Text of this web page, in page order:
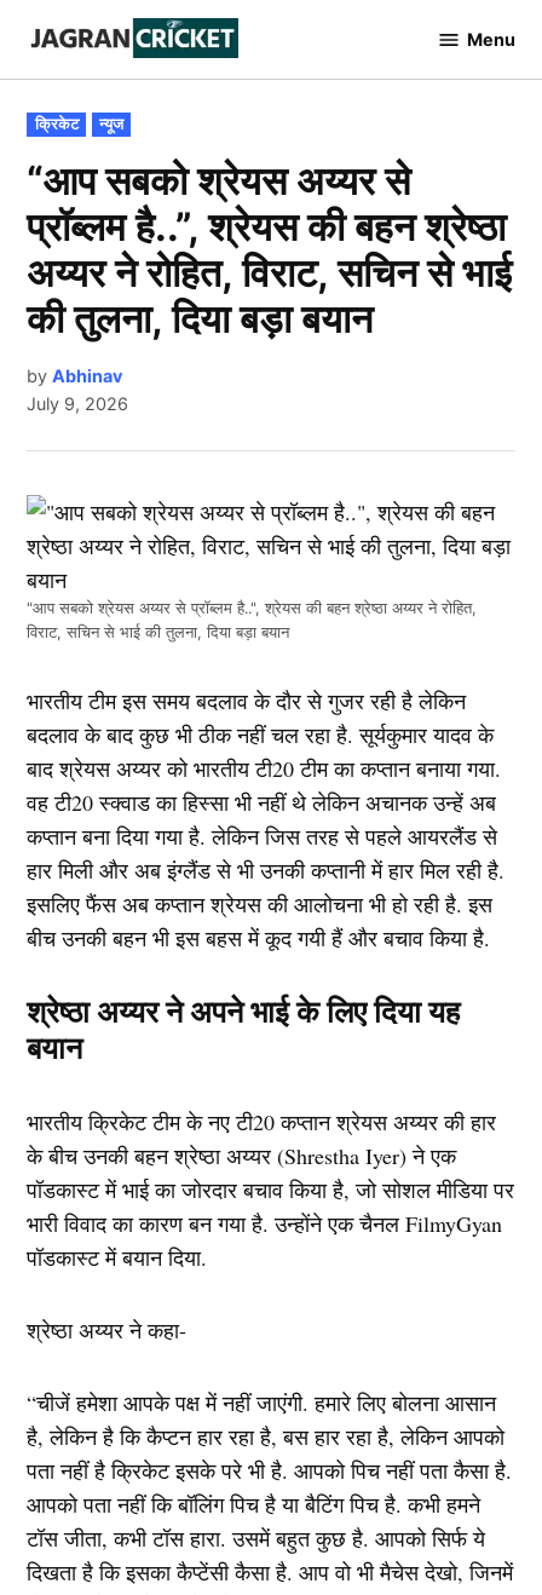
content
Cricket
Menu
POSTED
IN
क्रिकेट न्यूज
“आप सबको श्रेयस अय्यर से
प्रॉब्लम है..”, श्रेयस की बहन श्रेष्ठा
अय्यर ने रोहित, विराट, सचिन से भाई
की तुलना, दिया बड़ा बयान
by Abhinav
July 9, 2026
"आप सबको श्रेयस अय्यर से प्रॉब्लम है..", श्रेयस की बहन श्रेष्ठा अय्यर ने रोहित,
विराट, सचिन से भाई की तुलना, दिया बड़ा बयान
भारतीय टीम इस समय बदलाव के दौर से गुजर रही है लेकिन
बदलाव के बाद कुछ भी ठीक नहीं चल रहा है. सूर्यकुमार यादव के
बाद श्रेयस अय्यर को भारतीय टी20 टीम का कप्तान बनाया गया.
वह टी20 स्क्वाड का हिस्सा भी नहीं थे लेकिन अचानक उन्हें अब
कप्तान बना दिया गया है. लेकिन जिस तरह से पहले आयरलैंड से
हार मिली और अब इंग्लैंड से भी उनकी कप्तानी में हार मिल रही है.
इसलिए फैंस अब कप्तान श्रेयस की आलोचना भी हो रही है. इस
बीच उनकी बहन भी इस बहस में कूद गयी हैं और बचाव किया है.
श्रेष्ठा अय्यर ने अपने भाई के लिए दिया यह
बयान
भारतीय क्रिकेट टीम के नए टी20 कप्तान श्रेयस अय्यर की हार
के बीच उनकी बहन श्रेष्ठा अय्यर (Shrestha Iyer) ने एक
पॉडकास्ट में भाई का जोरदार बचाव किया है, जो सोशल मीडिया पर
भारी विवाद का कारण बन गया है. उन्होंने एक चैनल FilmyGyan
पॉडकास्ट में बयान दिया.
श्रेष्ठा अय्यर ने कहा-
“चीजें हमेशा आपके पक्ष में नहीं जाएंगी. हमारे लिए बोलना आसान
है, लेकिन है कि कैप्टन हार रहा है, बस हार रहा है, लेकिन आपको
पता नहीं है क्रिकेट इसके परे भी है. आपको पिच नहीं पता कैसा है.
आपको पता नहीं कि बॉलिंग पिच है या बैटिंग पिच है. कभी हमने
टॉस जीता, कभी टॉस हारा. उसमें बहुत कुछ है. आपको सिर्फ ये
दिखता है कि इसका कैप्टेंसी कैसा है. आप वो भी मैचेस देखो, जिनमें